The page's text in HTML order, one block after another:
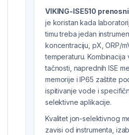
VIKING-ISE510
je koristan kada
timu treba jedan
koncentraciju, pX, ORP/
temperaturu. Kombinacija
tačnosti, naprednih ISE
memorije i IP65 zaštite
ispitivanje vode i
selektivne aplikacije.
Kvalitet jon-selektivnog
zavisi od instrumenta,